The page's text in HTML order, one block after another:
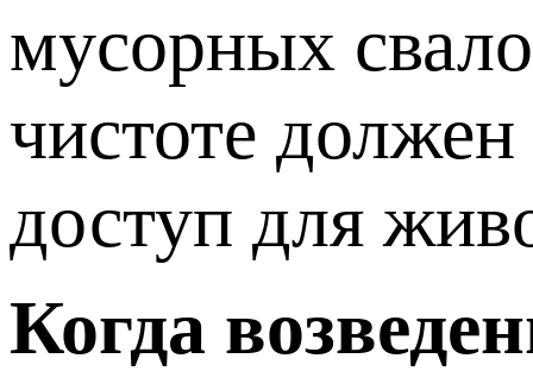
мусорных
чистоте
доступ для
Когда